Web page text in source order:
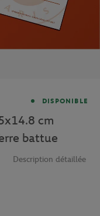
DISPONIBLE
cm
battue
Description détaillée